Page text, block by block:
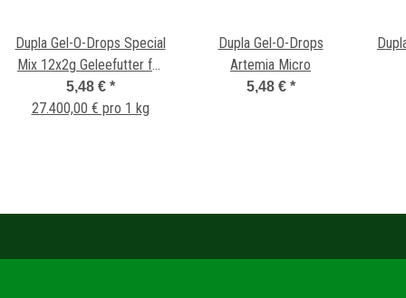
Dupla Gel-O-Drops Special
Mix 12x2g Geleefutter für
die tägliche Fütterung
5,48 € *
27.400,00 € pro 1 kg
Dupla Gel-O-Drops
Artemia Micro
5,48 € *